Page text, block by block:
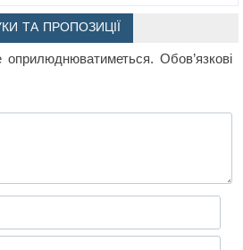
ТА ПРОПОЗИЦІЇ
Обов’язкові